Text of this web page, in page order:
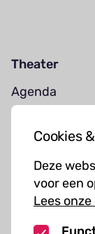
Cookies
Deze
voor een
Lees
Theater
Agenda
Kunst